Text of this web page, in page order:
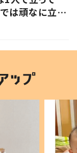
は頑なに立た